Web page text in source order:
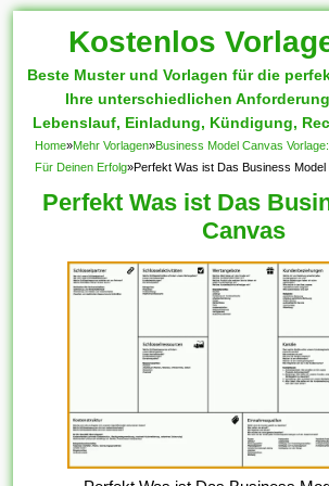
Kostenlos
Muster
Beste Muster und Vorlagen für die
Ihre unterschiedlichen
Lebenslauf, Einladung, Kündigung,
Home»Mehr Vorlagen»Business Model Canvas
Für Deinen Erfolg»Perfekt Was ist Das Business Model
Perfekt Was ist Das
Canvas